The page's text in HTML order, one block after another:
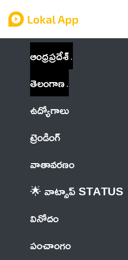
ఆంధ్రప్రదేశ్
తెలంగాణ
ఉద్యోగాలు
ట్రెండింగ్
వాతావరణం
🌟 వాట్సాప్ STATUS
వినోదం
పంచాంగం